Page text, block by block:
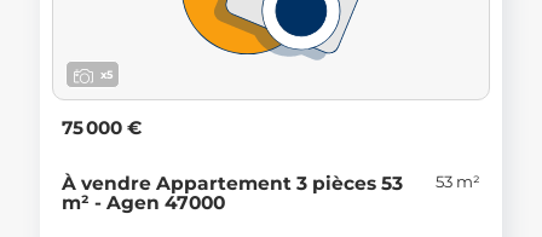
x5
75 000 €
À vendre Appartement 3 pièces 53
m² - Agen 47000
53 m²